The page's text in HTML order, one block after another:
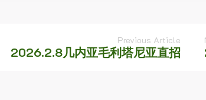
Previous Article
2026.2.8几内亚毛利塔尼亚直招